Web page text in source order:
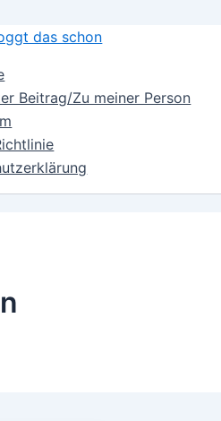
Beitrag/Zu meiner Person